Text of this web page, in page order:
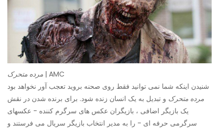
مرده متحرک | AMC
شنیدن اینکه شما نمی توانید فقط روی صحنه بروید تعجب آور نخواهد بود
مرده متحرک و تبدیل به یک انسان زنده شود. برای برنده شدن در نقش
یک بازیگر اضافی ، بازیگران عکس های سرگرم کننده - عکسهای
سرگرمی حرفه ای - را به مدیر انتخاب بازیگر سریال می فرستند و